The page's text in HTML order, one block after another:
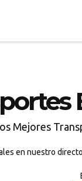
Mejores
en nuestro